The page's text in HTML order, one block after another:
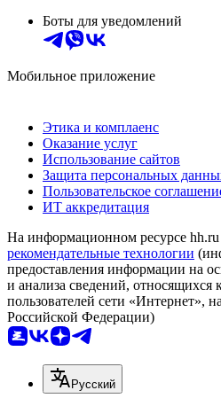
Боты для уведомлений
Мобильное приложение
Этика и комплаенс
Оказание услуг
Использование сайтов
Защита персональных
Пользовательское
ИТ аккредитация
На информационном ресурсе hh.ru
рекомендательные технологии
предоставления информации на
и анализа сведений, относящихся
пользователей сети «Интернет»,
Российской Федерации)
Русский